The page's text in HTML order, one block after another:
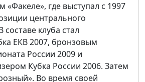
«Факеле», где выступал с 1997
центрального
клуба стал
ЕКВ 2007, бронзовым
России 2009 и
Кубка России 2006. Затем
Во время своей